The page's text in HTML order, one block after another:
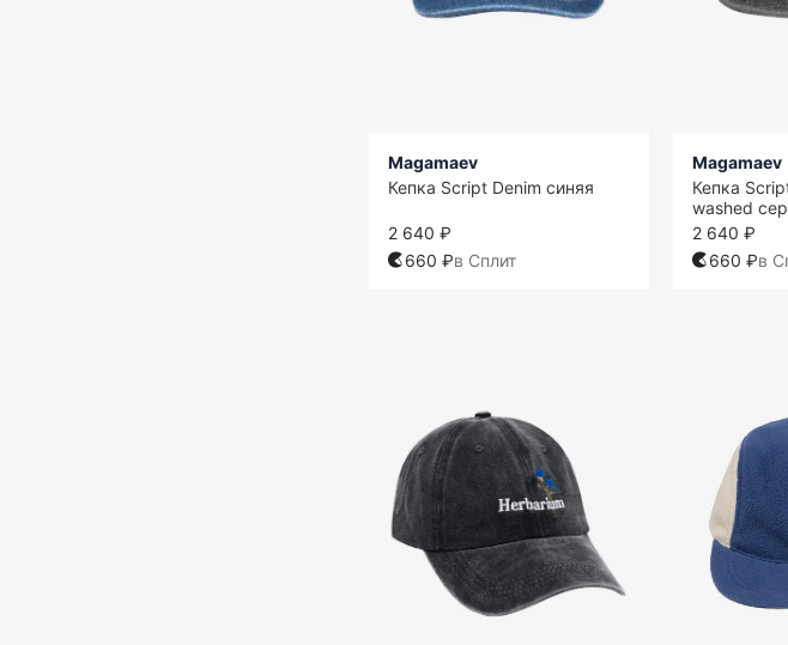
Magamaev
Кепка Script Denim синяя
2 640 ₽
660 ₽в Сплит
Magamaev
Кепка
washed
2 640 ₽
660 ₽в